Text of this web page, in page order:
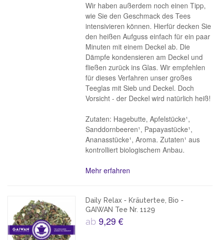
Wir haben außerdem noch einen Tipp,
wie Sie den Geschmack des Tees
intensivieren können. Hierfür decken Sie
den heißen Aufguss einfach für ein paar
Minuten mit einem Deckel ab. Die
Dämpfe kondensieren am Deckel und
fließen zurück ins Glas. Wir empfehlen
für dieses Verfahren unser großes
Teeglas mit Sieb und Deckel. Doch
Vorsicht - der Deckel wird natürlich heiß!
Zutaten: Hagebutte, Apfelstücke¹,
Sanddornbeeren¹, Papayastücke¹,
Ananasstücke¹, Aroma. Zutaten¹ aus
kontrolliert biologischem Anbau.
Mehr erfahren
Daily Relax - Kräutertee, Bio -
GAIWAN Tee Nr. 1129
ab9,29 €